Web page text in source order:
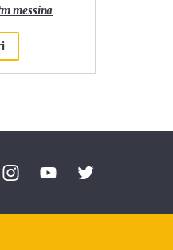
messina